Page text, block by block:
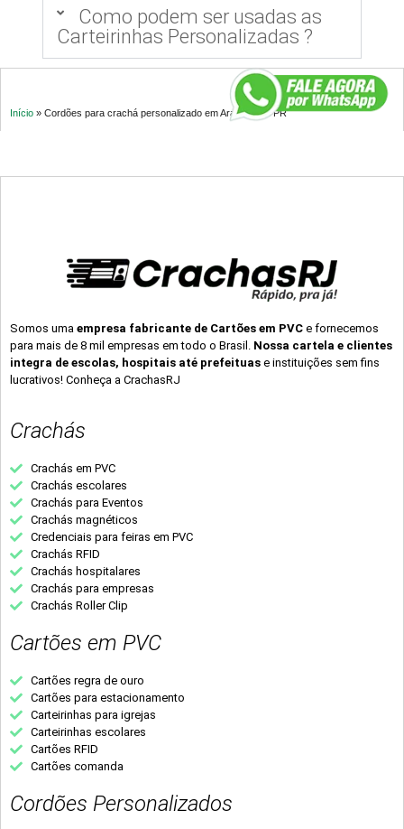
Como podem ser usadas as
Carteirinhas Personalizadas ?
Início » Cordões para crachá personalizado em Araucária – PR
Somos uma empresa fabricante de Cartões em PVC e fornecemos
para mais de 8 mil empresas em todo o Brasil. Nossa cartela e clientes
integra de escolas, hospitais até prefeituas e instituições sem fins
lucrativos! Conheça a CrachasRJ
Crachás
Crachás em PVC
Crachás escolares
Crachás para Eventos
Crachás magnéticos
Credenciais para feiras em PVC
Crachás RFID
Crachás hospitalares
Crachás para empresas
Crachás Roller Clip
Cartões em PVC
Cartões regra de ouro
Cartões para estacionamento
Carteirinhas para igrejas
Carteirinhas escolares
Cartões RFID
Cartões comanda
Cordões Personalizados